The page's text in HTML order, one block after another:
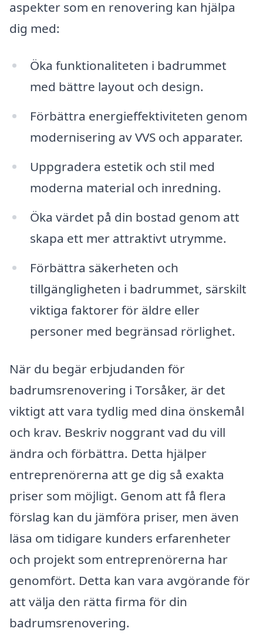
aspekter som en renovering kan hjälpa
dig med:
Öka funktionaliteten i badrummet
med bättre layout och design.
Förbättra energieffektiviteten genom
modernisering av VVS och apparater.
Uppgradera estetik och stil med
moderna material och inredning.
Öka värdet på din bostad genom att
skapa ett mer attraktivt utrymme.
Förbättra säkerheten och
tillgängligheten i badrummet, särskilt
viktiga faktorer för äldre eller
personer med begränsad rörlighet.
När du begär erbjudanden för
badrumsrenovering i Torsåker, är det
viktigt att vara tydlig med dina önskemål
och krav. Beskriv noggrant vad du vill
ändra och förbättra. Detta hjälper
entreprenörerna att ge dig så exakta
priser som möjligt. Genom att få flera
förslag kan du jämföra priser, men även
läsa om tidigare kunders erfarenheter
och projekt som entreprenörerna har
genomfört. Detta kan vara avgörande för
att välja den rätta firma för din
badrumsrenovering.